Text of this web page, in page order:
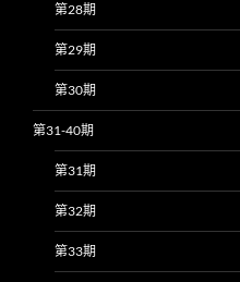
第28期
第29期
第30期
第31-40期
第31期
第32期
第33期